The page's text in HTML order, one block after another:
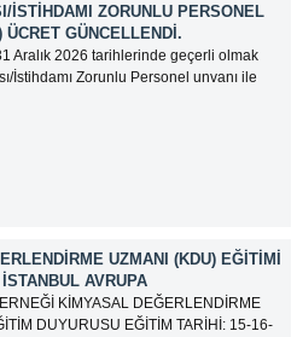
İSTIHDAMI ZORUNLU PERSONEL
ÜCRET GÜNCELLENDI.
Aralık 2026 tarihlerinde geçerli olmak
İstihdamı Zorunlu Personel unvanı ile
UZMANI (KDU) EĞITIMI
AVRUPA
KİMYASAL DEĞERLENDİRME
DUYURUSU EĞİTİM TARİHİ: 15-16-